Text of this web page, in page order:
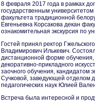
8 февраля 2017 года в рамках
государственным
факультета традиционной
Евгеньевна Корсакова декан
ознакомительная экскурсия по
Гостей принял ректор
Владимирович Илькевич.
дистанционной форме обучения,
декоративно-прикладного
заочного обучения, кандидатом
Сучковой, заведующей отделом
педагогических наук Юлией
Встреча была интересной и